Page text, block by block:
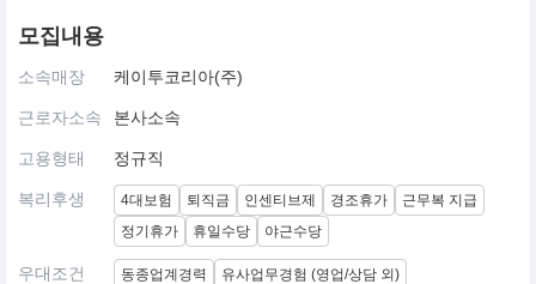
모집내용
소속매장 케이투코리아(주)
근로자소속 본사소속
고용형태 정규직
복리후생 4대보험 퇴직금 인센티브제 경조휴가
근무복 지급
정기휴가
휴일수당 야근수당
우대조건 동종업계경력
유사업무경험 (영업/상담 외)